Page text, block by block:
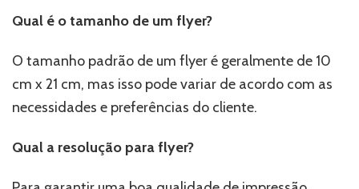
Qual é o tamanho de um flyer?
O tamanho padrão de um flyer é geralmente de 10
cm x 21 cm, mas isso pode variar de acordo com as
necessidades e preferências do cliente.
Qual a resolução para flyer?